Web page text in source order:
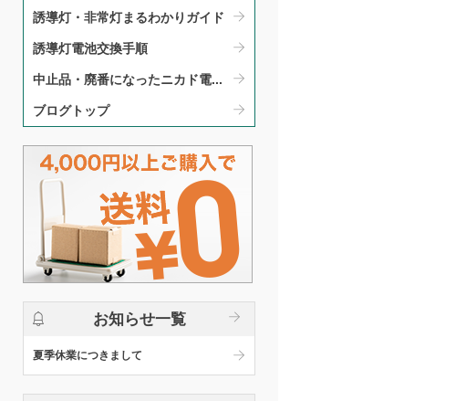
誘導灯・非常灯まるわかりガイド​
誘導灯電池交換手順​
中止品・廃番になったニカド電...
ブログトップ
お知らせ一覧
夏季休業につきまして